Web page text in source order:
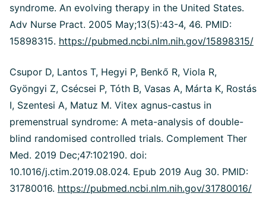
syndrome. An evolving therapy in the United States.
Adv Nurse Pract. 2005 May;13(5):43-4, 46. PMID:
15898315. https://pubmed.ncbi.nlm.nih.gov/15898315/
Csupor D, Lantos T, Hegyi P, Benkő R, Viola R,
Gyöngyi Z, Csécsei P, Tóth B, Vasas A, Márta K, Rostás
I, Szentesi A, Matuz M. Vitex agnus-castus in
premenstrual syndrome: A meta-analysis of double-
blind randomised controlled trials. Complement Ther
Med. 2019 Dec;47:102190. doi:
10.1016/j.ctim.2019.08.024. Epub 2019 Aug 30. PMID:
31780016. https://pubmed.ncbi.nlm.nih.gov/31780016/